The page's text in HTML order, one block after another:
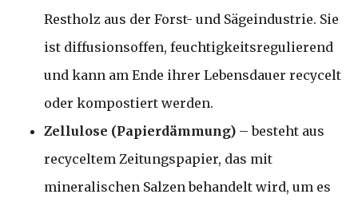
Restholz aus der Forst- und Sägeindustrie. Sie
ist diffusionsoffen, feuchtigkeitsregulierend
und kann am Ende ihrer Lebensdauer recycelt
oder kompostiert werden.
Zellulose (Papierdämmung) – besteht aus
recyceltem Zeitungspapier, das mit
mineralischen Salzen behandelt wird, um es